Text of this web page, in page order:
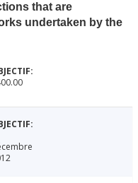
that are
undertaken by the